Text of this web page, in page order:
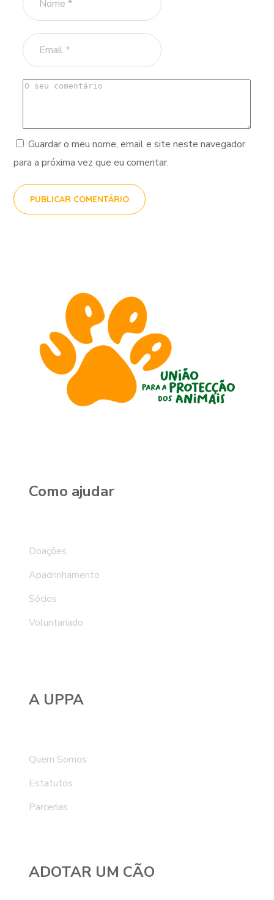
Guardar o meu nome, email e site neste navegador
para a próxima vez que eu comentar.
Como ajudar
Doações
Apadrinhamento
Sócios
Voluntariado
A UPPA
Quem Somos
Estatutos
Parcerias
ADOTAR UM CÃO